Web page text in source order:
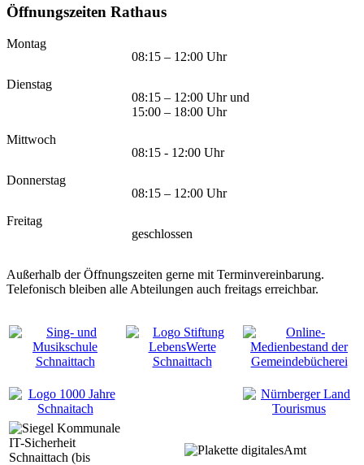
Öffnungszeiten Rathaus
Montag
08:15 – 12:00 Uhr
Dienstag
08:15 – 12:00 Uhr und
15:00 – 18:00 Uhr
Mittwoch
08:15 - 12:00 Uhr
Donnerstag
08:15 – 12:00 Uhr
Freitag
geschlossen
Außerhalb der Öffnungszeiten gerne mit Terminvereinbarung.
Telefonisch bleiben alle Abteilungen auch freitags erreichbar.